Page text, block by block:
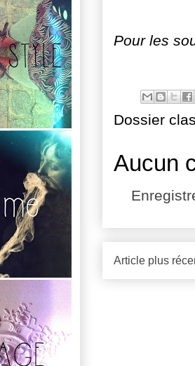
Pour les
Dossier
Aucun
Article plus